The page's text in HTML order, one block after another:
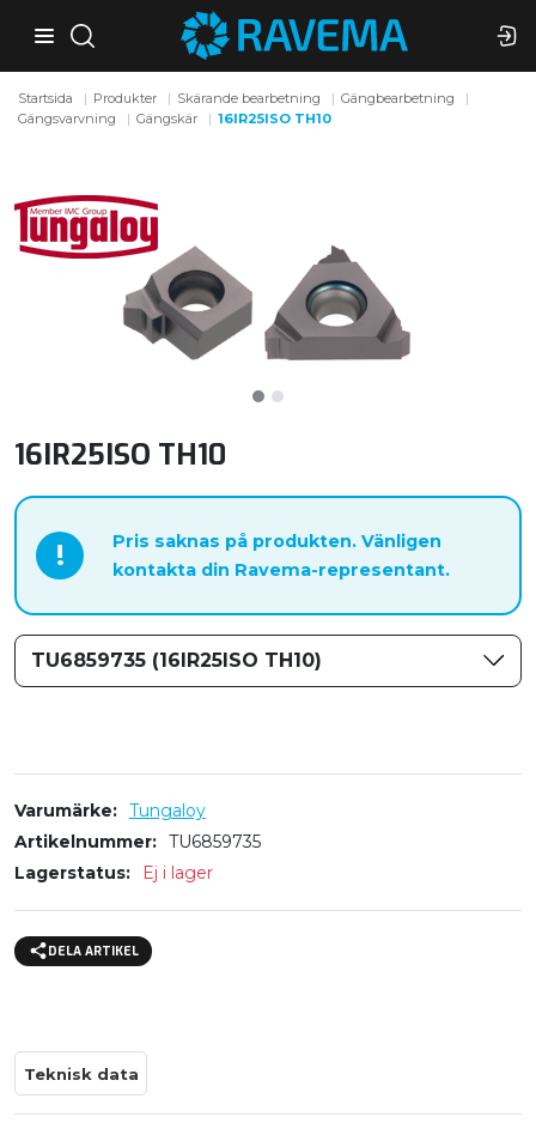
Startsida Produkter Skärande bearbetning
Gängbearbetning
Gängsvarvning
Gängskär 16IR25ISO TH10
16IR25ISO TH10
!
Pris saknas på produkten. Vänligen
kontakta din Ravema-representant.
TU6859735 (16IR25ISO TH10)
Varumärke
Tungaloy
Artikelnummer
TU6859735
Lagerstatus
Ej i lager
DELA ARTIKEL
Teknisk data